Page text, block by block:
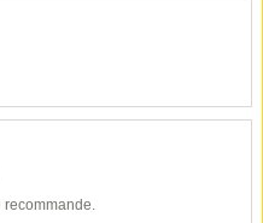
recommande.